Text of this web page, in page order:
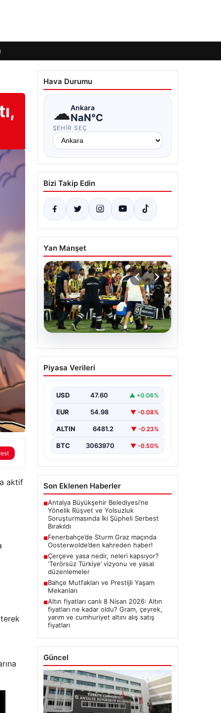
aktif
Hava Durumu
☁Ankara
NaN°C
ŞEHIR SEÇ
Bizi Takip Edin
Yan Manşet
05.08.2026
Fenerbahçe’de Sturm
Graz maçında
kahreden haber!
Piyasa Verileri
USD 47.60 ▲ +0.06%
EUR 54.98 ▼ -0.08%
ALTIN 6481.2 ▼ -0.23%
BTC 3063970 ▼ -0.50%
Son Eklenen Haberler
■Antalya Büyükşehir Belediyesi’ne
Yönelik Rüşvet ve Yolsuzluk
Soruşturmasında İki Şüpheli Serbest
Bırakıldı
■Fenerbahçe’de Sturm Graz maçında
Oosterwolde’den kahreden haber!
■Çerçeve yasa nedir, neleri kapsıyor?
‘Terörsüz Türkiye’ vizyonu ve yasal
düzenlemeler
■Bahçe Mutfakları ve Prestijli Yaşam
Mekanları
■Altın fiyatları canlı 8 Nisan 2026: Altın
fiyatları ne kadar oldu? Gram, çeyrek,
yarım ve cumhuriyet altını alış satış
fiyatları
Güncel